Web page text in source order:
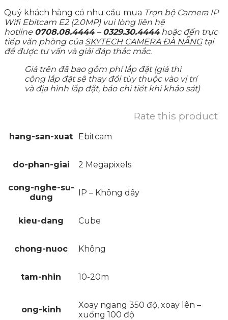
Quý khách hàng có nhu cầu mua Trọn bộ Camera IP
Wifi Ebitcam E2 (2.0MP) vui lòng liên hệ
hotline 0708.08.4444 – 0329.30.4444hoặc đến trực
tiếp văn phòng của SKYTECH CAMERA ĐÀ NẴNGtại
để được tư vấn và giải đáp thắc mắc.
Giá trên đã bao gồm phí lắp đặt (giá thi
công lắp đặt sẽ thay đổi tùy thuộc vào vị trí
và địa hình lắp đặt, báo chi tiết khi khảo sát)
Rate this product
hang-san-xuat Ebitcam
do-phan-giai 2 Megapixels
cong-nghe-su-
dung
IP – Không dây
kieu-dang Cube
chong-nuoc Không
tam-nhin 10-20m
ong-kinh
Xoay ngang 350 độ, xoay lên –
xuống 100 độ